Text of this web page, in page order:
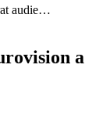
audie…
a